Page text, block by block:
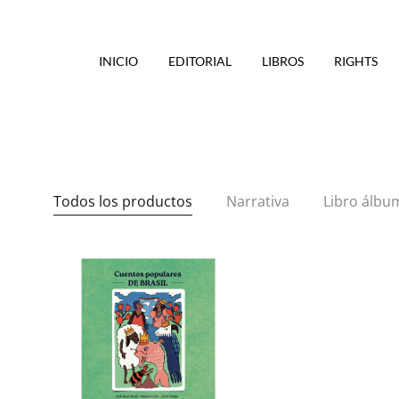
INICIO EDITORIAL LIBROS RIGHTS
Todos los productos Narrativa Libro